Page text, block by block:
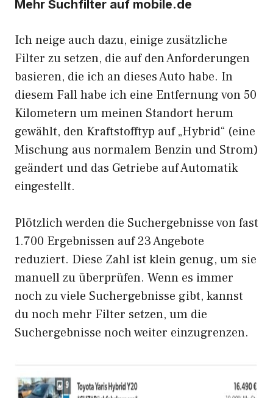
Mehr Suchfilter auf mobile.de
Ich neige auch dazu, einige zusätzliche
Filter zu setzen, die auf den Anforderungen
basieren, die ich an dieses Auto habe. In
diesem Fall habe ich eine Entfernung von 50
Kilometern um meinen Standort herum
gewählt, den Kraftstofftyp auf „Hybrid“ (eine
Mischung aus normalem Benzin und Strom)
geändert und das Getriebe auf Automatik
eingestellt.
Plötzlich werden die Suchergebnisse von fast
1.700 Ergebnissen auf 23 Angebote
reduziert. Diese Zahl ist klein genug, um sie
manuell zu überprüfen. Wenn es immer
noch zu viele Suchergebnisse gibt, kannst
du noch mehr Filter setzen, um die
Suchergebnisse noch weiter einzugrenzen.